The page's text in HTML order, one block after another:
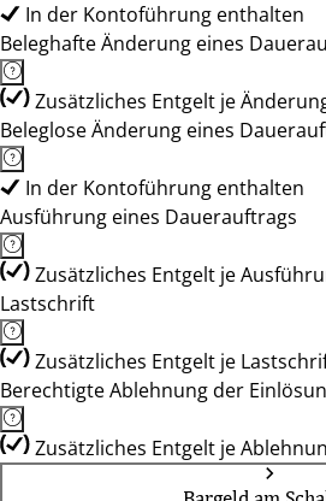
In der Kontoführung enthalten
Beleghafte Änderung eines
Zusätzliches Entgelt je
Beleglose Änderung eines
In der Kontoführung enthalten
Ausführung eines Dauerauftrags
Zusätzliches Entgelt je
Lastschrift
Zusätzliches Entgelt je
Berechtigte Ablehnung der
Zusätzliches Entgelt je